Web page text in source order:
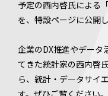
予定の西内啓氏による
を、特設ページに公開
企業のDX推進やデータ
てきた統計家の西内啓
ら、統計・データサイ
す。ぜひご覧ください。